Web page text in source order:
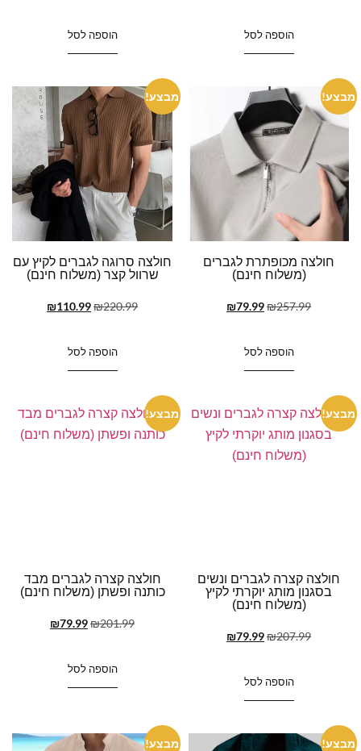
הוספה לסל הוספה לסל
מבצע!
חולצה מכופתרת לגברים
(משלוח חינם)
₪257.99
₪79.99
הוספה לסל
מבצע!
חולצה סרוגה לגברים לקיץ עם
שרוול קצר (משלוח חינם)
₪220.99
₪110.99
הוספה לסל
מבצע!
חולצה קצרה לגברים ונשים
בסגנון מותג יוקרתי לקיץ
(משלוח חינם)
₪207.99
₪79.99
הוספה לסל
מבצע!
חולצה קצרה לגברים מבד
כותנה ופשתן (משלוח חינם)
₪201.99
₪79.99
הוספה לסל
מבצע! מבצע!